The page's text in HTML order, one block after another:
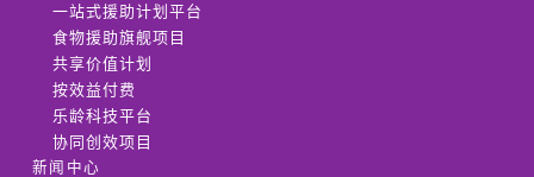
一站式援助计划平台
食物援助旗舰项目
共享价值计划
按效益付费
乐龄科技平台
协同创效项目
新闻中心